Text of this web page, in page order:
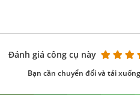
Đánh giá công cụ này
Bạn cần chuyển đổi và tải